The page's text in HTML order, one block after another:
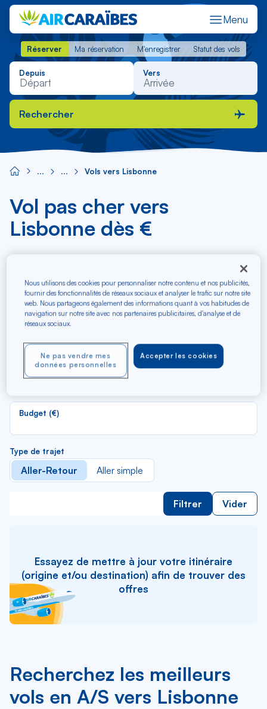
Menu
Réserver Ma réservation M'enregistrer Statut des vols
Réserver Ma réservation M'enregistrer Statut des vols
Depuis Vers
Rechercher
Vols vers Lisbonne
Vol pas cher vers
Lisbonne dès €
vols en A/R vers Lisbonne
Depuis
Vers
Pour aller vers
Budget (€)
Type de trajet
Aller-Retour Aller simple
Filtrer Vider
Essayez de mettre à jour votre itinéraire
(origine et/ou destination) afin de trouver des
offres
Recherchez les meilleurs
vols en A/S vers Lisbonne
Nous utilisons des cookies pour personnaliser notre contenu et nos publicités,
fournir des fonctionnalités de réseaux sociaux et analyser le trafic sur notre site
web. Nous partageons également des informations quant à vos habitudes de
navigation sur notre site avec nos partenaires publicitaires, d'analyse et de
réseaux sociaux.
Accepter les cookies
Ne pas vendre mes
données personnelles